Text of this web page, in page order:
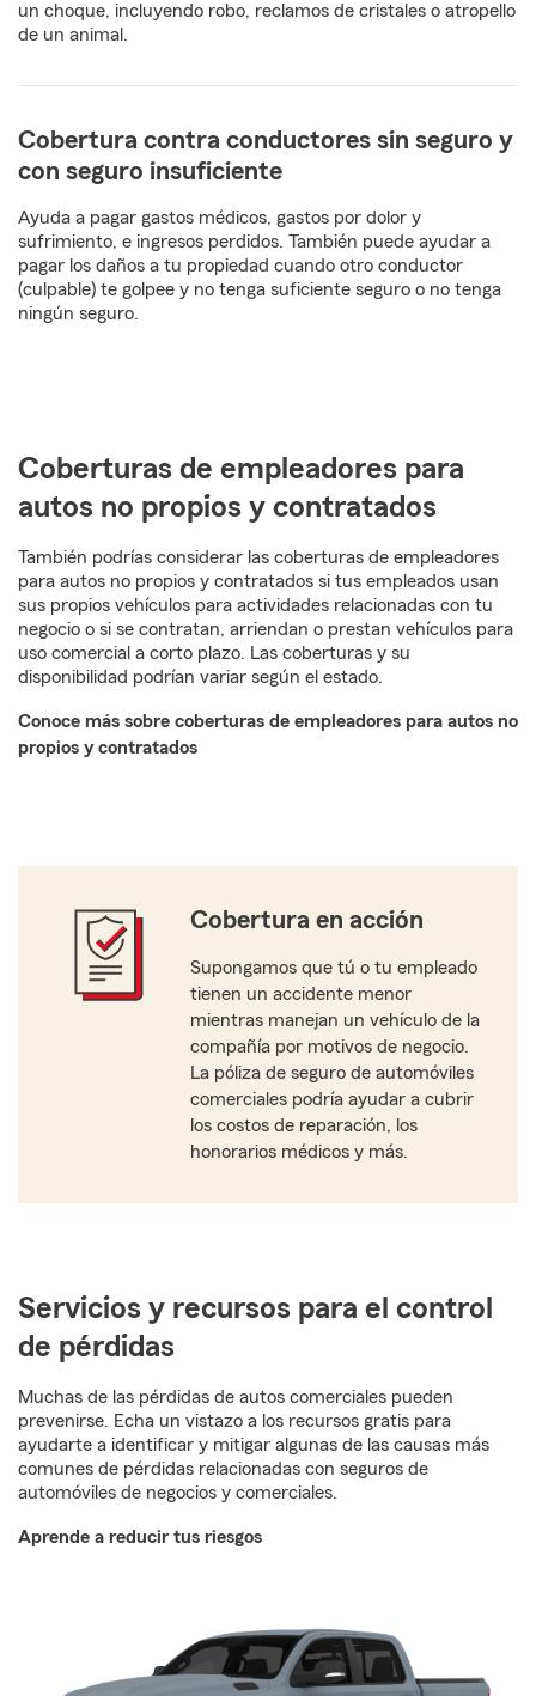
un choque, incluyendo robo, reclamos de cristales o atropello
de un animal.
Cobertura contra conductores sin seguro y
con seguro insuficiente
Ayuda a pagar gastos médicos, gastos por dolor y
sufrimiento, e ingresos perdidos. También puede ayudar a
pagar los daños a tu propiedad cuando otro conductor
(culpable) te golpee y no tenga suficiente seguro o no tenga
ningún seguro.
Coberturas de empleadores para
autos no propios y contratados
También podrías considerar las coberturas de empleadores
para autos no propios y contratados si tus empleados usan
sus propios vehículos para actividades relacionadas con tu
negocio o si se contratan, arriendan o prestan vehículos para
uso comercial a corto plazo. Las coberturas y su
disponibilidad podrían variar según el estado.
Conoce más sobre coberturas de empleadores para autos no
propios y contratados
Cobertura en acción
Supongamos que tú o tu empleado
tienen un accidente menor
mientras manejan un vehículo de la
compañía por motivos de negocio.
La póliza de seguro de automóviles
comerciales podría ayudar a cubrir
los costos de reparación, los
honorarios médicos y más.
Servicios y recursos para el control
de pérdidas
Muchas de las pérdidas de autos comerciales pueden
prevenirse. Echa un vistazo a los recursos gratis para
ayudarte a identificar y mitigar algunas de las causas más
comunes de pérdidas relacionadas con seguros de
automóviles de negocios y comerciales.
Aprende a reducir tus riesgos